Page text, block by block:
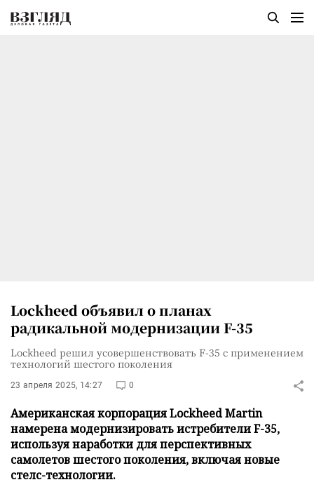
Lockheed объявил о планах
радикальной модернизации F-35
Lockheed решил усовершенствовать F-35 с применением
технологий шестого поколения
23 апреля 2025, 14:27 0
Американская корпорация Lockheed Martin
намерена модернизировать истребители F-35,
используя наработки для перспективных
самолетов шестого поколения, включая новые
стелс-технологии.